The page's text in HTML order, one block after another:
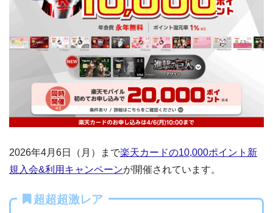
2026年4月6日（月）まで楽天カードの10,000ポイント新
規入会&利用キャンペーンが開催されています。
超超超激レア